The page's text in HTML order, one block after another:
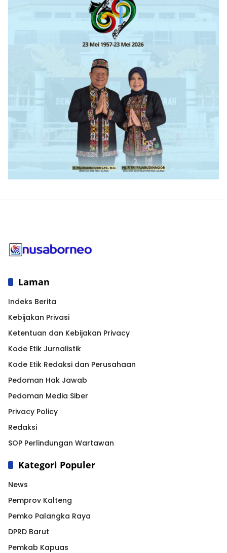
Laman
Indeks Berita
Kebijakan Privasi
Ketentuan dan Kebijakan Privacy
Kode Etik Jurnalistik
Kode Etik Redaksi dan Perusahaan
Pedoman Hak Jawab
Pedoman Media Siber
Privacy Policy
Redaksi
SOP Perlindungan Wartawan
Kategori Populer
News
Pemprov Kalteng
Pemko Palangka Raya
DPRD Barut
Pemkab Kapuas